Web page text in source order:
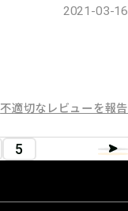
2021-03-16
不適切なレビューを報告
5